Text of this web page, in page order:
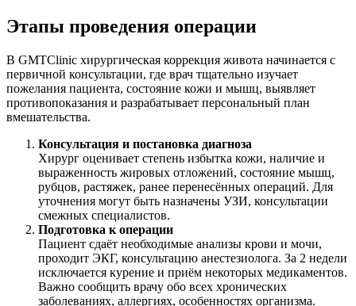
Этапы проведения операции
В GMTClinic хирургическая коррекция живота начинается с
первичной консультации, где врач тщательно изучает
пожелания пациента, состояние кожи и мышц, выявляет
противопоказания и разрабатывает персональный план
вмешательства.
Консультация и постановка диагноза
Хирург оценивает степень избытка кожи, наличие и
выраженность жировых отложений, состояние мышц,
рубцов, растяжек, ранее перенесённых операций. Для
уточнения могут быть назначены УЗИ, консультации
смежных специалистов.
Подготовка к операции
Пациент сдаёт необходимые анализы крови и мочи,
проходит ЭКГ, консультацию анестезиолога. За 2 недели
исключается курение и приём некоторых медикаментов.
Важно сообщить врачу обо всех хронических
заболеваниях, аллергиях, особенностях организма.